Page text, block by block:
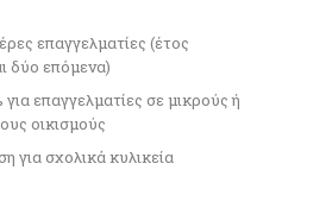
επαγγελματίες (έτος
δύο επόμενα)
επαγγελματίες σε μικρούς ή
οικισμούς
για σχολικά κυλικεία